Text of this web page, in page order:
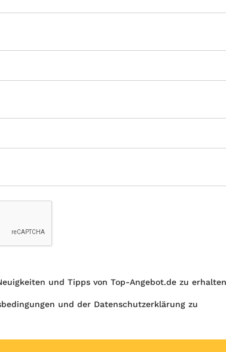
und Tipps von Top-Angebot.de zu erhalten
und der Datenschutzerklärung zu